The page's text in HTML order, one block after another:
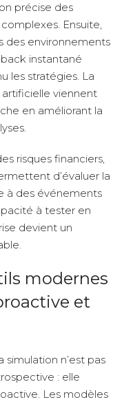
précise des
Ensuite,
des environnements
instantané
les stratégies. La
viennent
en améliorant la
risques financiers,
d’évaluer la
à des événements
à tester en
devient un
modernes
et
simulation n’est pas
: elle
Les modèles